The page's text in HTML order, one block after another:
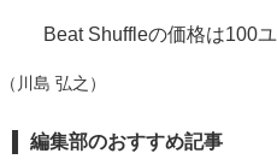
Beat Shuffleの価格は100ユ
（川島 弘之）
編集部のおすすめ記事